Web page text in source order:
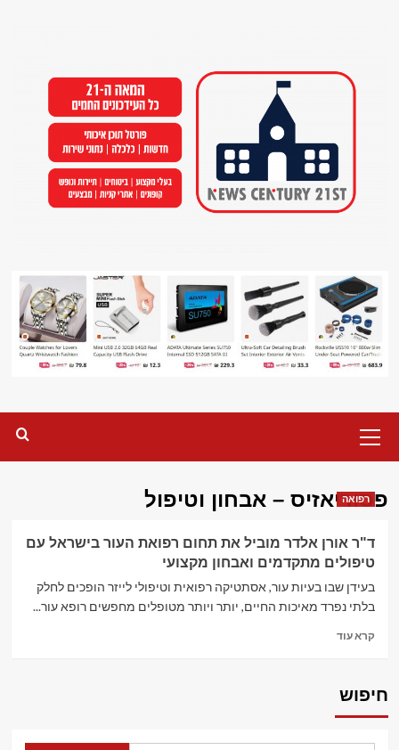
Menu
פסוריאזיס – אבחון וטיפול
רפואה
ד"ר אורן אלדר מוביל את תחום רפואת העור בישראל עם
טיפולים מתקדמים ואבחון מקצועי
בעידן שבו בעיות עור, אסתטיקה רפואית וטיפולי לייזר הופכים לחלק
בלתי נפרד מאיכות החיים, יותר ויותר מטופלים מחפשים רופא עור...
קרא עודRead
אלדר
חיפוש